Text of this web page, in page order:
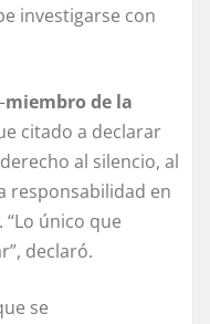
investigarse con
miembro de la
citado a declarar
al silencio, al
responsabilidad en
único que
declaró.
se